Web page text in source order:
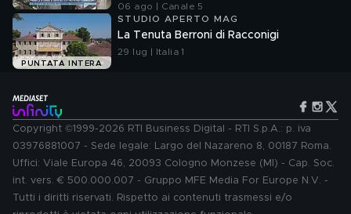
06 ago | Canale 5
PUNTATA INTERA
STUDIO APERTO MAG
La Tenuta Berroni di Racconigi
29 lug | Italia 1
Copyright ©1999-2026 RTI Business Digital - RTI S.p.A.: p. iva
03976881007 - Sede legale: Largo del Nazareno 8, 00187 Roma.
Uffici: Viale Europa 46, 20093 Cologno Monzese (MI) - Cap. Soc.
int. vers. € 500.000.007 - Gruppo MFE Media For Europe N.V. -
Tutti i diritti riservati. Rispetto ai contenuti trasmessi e/o